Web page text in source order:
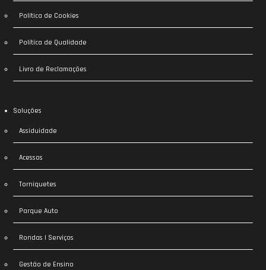
Política de Cookies
Política de Qualidade
Livro de Reclamações
Soluções
Assiduidade
Acessos
Torniquetes
Parque Auto
Rondas | Serviços
Gestão de Ensino